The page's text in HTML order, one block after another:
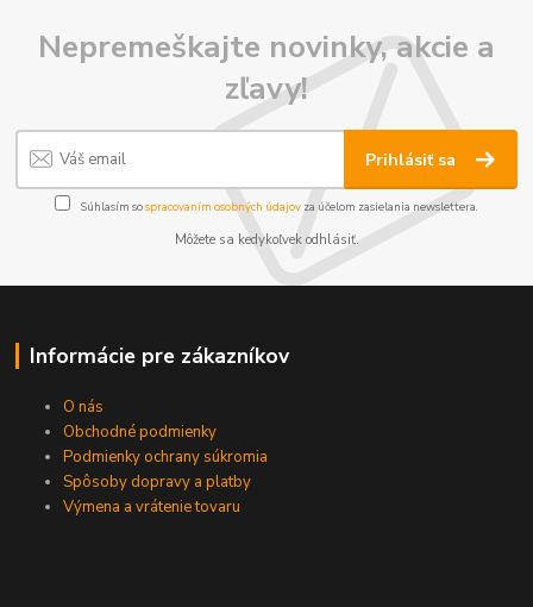
Nepremeškajte novinky, akcie a
zľavy!
Prihlásiť sa
Súhlasím sospracovaním osobných údajov za účelom zasielania newslettera.
Môžete sa kedykoľvek odhlásiť.
Informácie pre zákazníkov
O nás
Obchodné podmienky
Podmienky ochrany súkromia
Spôsoby dopravy a platby
Výmena a vrátenie tovaru